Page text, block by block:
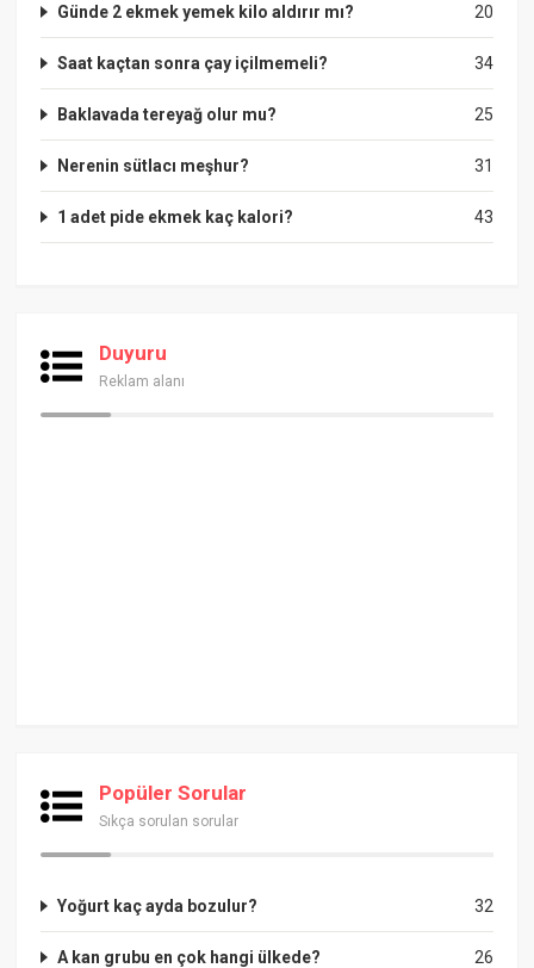
20
Günde 2 ekmek yemek kilo aldırır mı?
34
Saat kaçtan sonra çay içilmemeli?
25
Baklavada tereyağ olur mu?
31
Nerenin sütlacı meşhur?
43
1 adet pide ekmek kaç kalori?
Duyuru
Reklam alanı
Popüler Sorular
Sıkça sorulan sorular
32
Yoğurt kaç ayda bozulur?
26
A kan grubu en çok hangi ülkede?